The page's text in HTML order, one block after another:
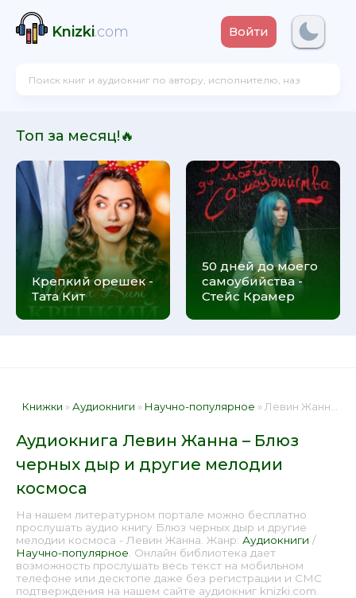
Knizki.com Войти
Топ за месяц!🔥
Крепкий орешек -
Тата Кит
50 дней до моего
самоубийства -
Стейс Крамер
Книжки »Аудиокниги » Научно-популярное » Левин Жанна – Блюз черных дыр и другие мелодии космоса 📕 - Книга онлайн бесплатно
Аудиокнига Левин Жанна – Блюз
черных дыр и другие мелодии
космоса
На нашем литературном портале можно бесплатно
прослушать аудио книгу Блюз черных дыр и другие
мелодии космоса - Левин Жанна. Жанр: Аудиокниги /
Научно-популярное . Онлайн библиотека дает
возможность прослушать весь текст на мобильном
телефоне или десктопе даже без регистрации и СМС
подтверждения на нашем сайте аудиокниг knizki.com.